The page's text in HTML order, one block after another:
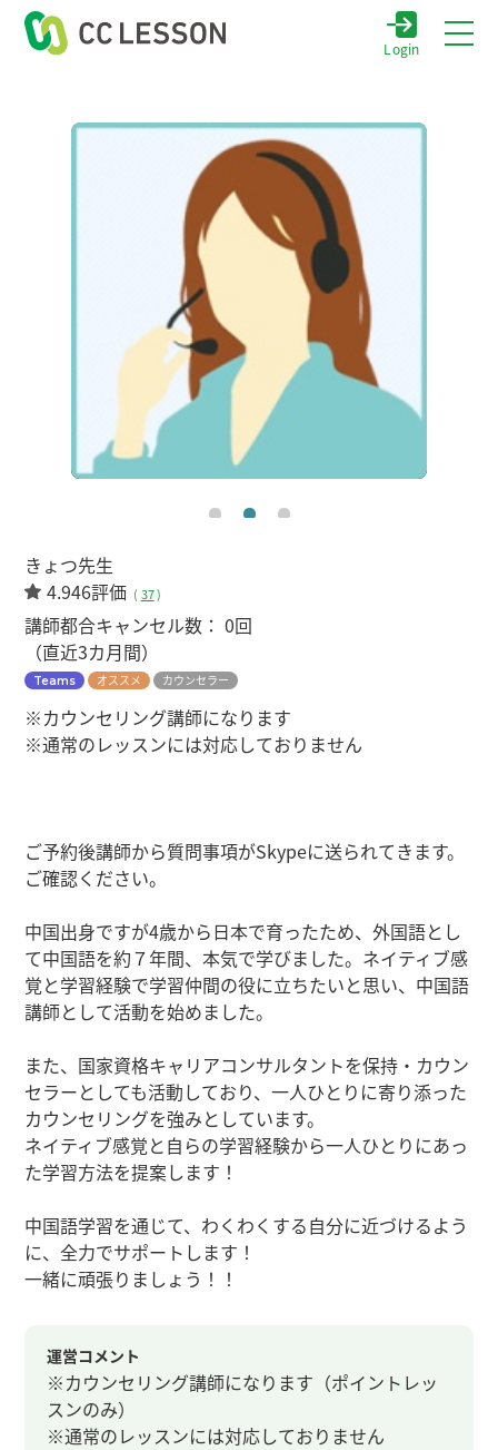
Login
きょつ先生
4.946評価 ( 37)
講師都合キャンセル数：0回
（直近3カ月間）
Teams オススメ カウンセラー
※カウンセリング講師になります
※通常のレッスンには対応しておりません
ご予約後講師から質問事項がSkypeに送られてきます。
ご確認ください。
中国出身ですが4歳から日本で育ったため、外国語とし
て中国語を約７年間、本気で学びました。ネイティブ感
覚と学習経験で学習仲間の役に立ちたいと思い、中国語
講師として活動を始めました。
また、国家資格キャリアコンサルタントを保持・カウン
セラーとしても活動しており、一人ひとりに寄り添った
カウンセリングを強みとしています。
ネイティブ感覚と自らの学習経験から一人ひとりにあっ
た学習方法を提案します！
中国語学習を通じて、わくわくする自分に近づけるよう
に、全力でサポートします！
一緒に頑張りましょう！！
運営コメント
※カウンセリング講師になります（ポイントレッ
スンのみ）
※通常のレッスンには対応しておりません